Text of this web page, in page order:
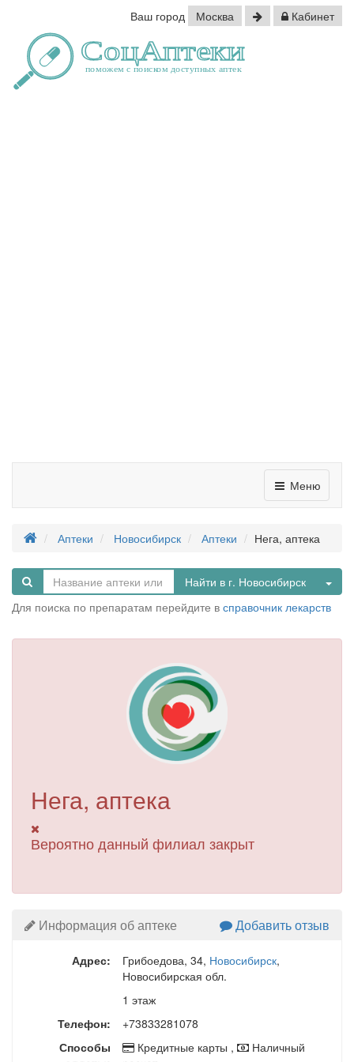
Ваш город Москва Кабинет
Меню
Аптеки Новосибирск Аптеки Нега, аптека
Найти в г. Новосибирск
Для поиска по препаратам перейдите в справочник лекарств
Нега, аптека
Вероятно данный филиал закрыт
Информация об аптеке Добавить отзыв
Адрес: Грибоедова, 34, Новосибирск,
Новосибирская обл.
1 этаж
Телефон:
+73833281078
Способы
Кредитные карты ,
Наличный